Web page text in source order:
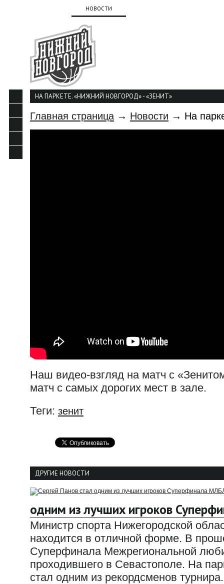
НОВОСТИ
НА ПАРКЕТЕ. «НИЖНИЙ НОВГОРОД» - «ЗЕНИТ»
Главная страница → Новости → На
Наш видео-взгляд на матч с
матч с самых дорогих мест в зале.
Теги: зенит
ДРУГИЕ НОВОСТИ
одним из лучших игроков
Министр спорта Нижегородской
находится в отличной форме. В
Суперфинала Межрегиональной
проходившего в Севастополе. На
стал одним из рекордсменов турнира.